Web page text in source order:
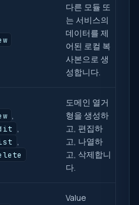
다른 모듈 또
는 서비스의
데이터를 제
어된 로컬 복
사본으로 생
성합니다.
도메인 열거
형을 생성하
고, 편집하
고, 나열하
고, 삭제합니
다.
Value